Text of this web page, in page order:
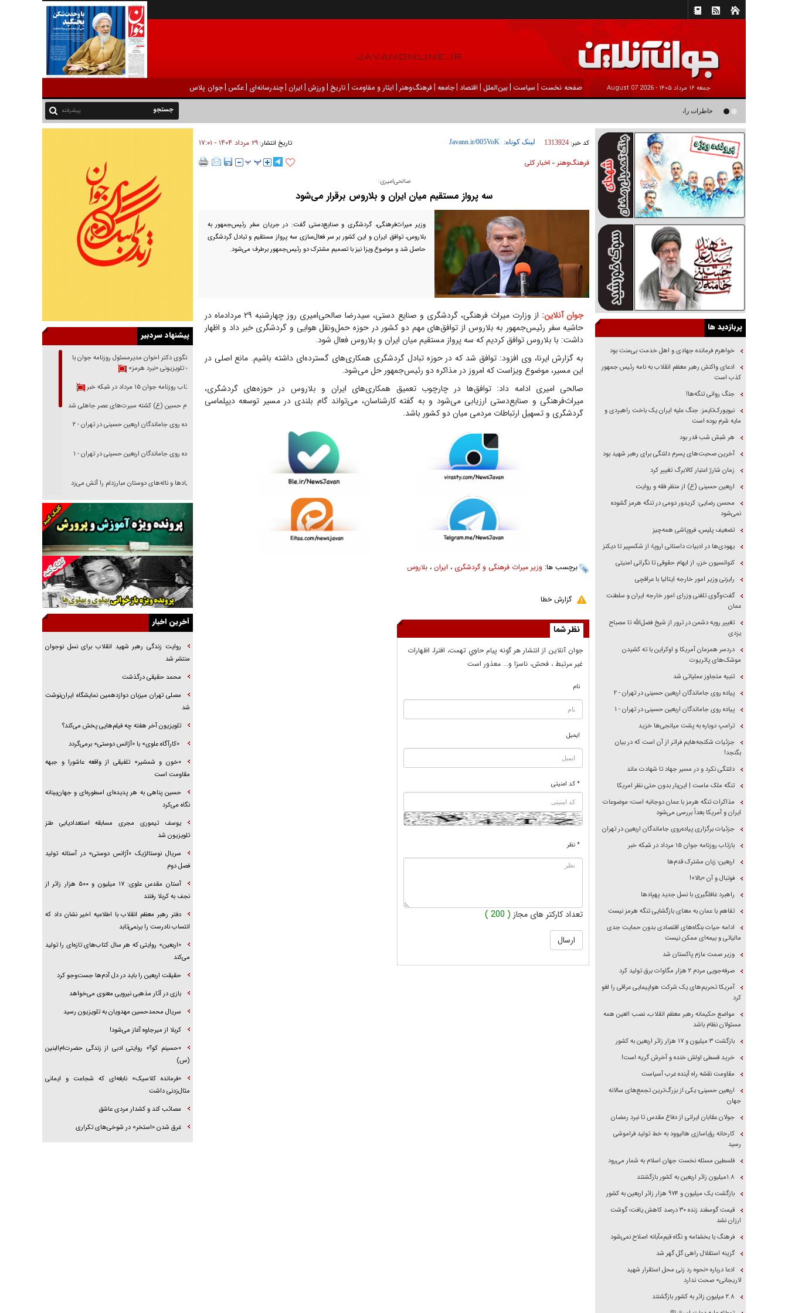
جمعه ۱۶ مرداد ۱۴۰۵ - 2026 August 07 صفحه نخست | سیاست |بين‌الملل | اقتصاد |جامعه |فرهنگ‌و‌هنر | ایثار و مقاومت |تاریخ |ورزش | ايران |چندرسانه‌ای |عکس |جوان پلاس
خاطرات رامین ناصرنصیر از «پشت‌ کنکوری‌ها» و رضا داوودنژاد: رضا کودک درون فعالی داشت و خیلی راحت به شوق می‌آمد پیشرفته
کد خبر: 1313924 لینک کوتاه: تاریخ انتشار:۲۹ مرداد ۱۴۰۴ - ۱۷:۰۱
فرهنگ‌و‌هنر » اخبار كلی
صالحی‌امیری:
سه پرواز مستقیم میان ایران و بلاروس برقرار می‌‎شود
وزیر میراث‌فرهنگی، گردشگری و صنایع‌دستی گفت: در جریان سفر رئیس‌جمهور به
بلاروس، توافق ایران و این کشور بر سر فعال‌سازی سه پرواز مستقیم و تبادل گردشگری
حاصل شد و موضوع ویزا نیز با تصمیم مشترک دو رئیس‌جمهور برطرف می‌شود.
جوان آنلاین:
از وزارت میراث فرهنگی، گردشگری و صنایع دستی، سیدرضا صالحی‌امیری روز چهارشنبه ۲۹ مردادماه در
حاشیه سفر رئیس‌جمهور به بلاروس از توافق‌های مهم دو کشور در حوزه حمل‌ونقل هوایی و گردشگری خبر داد و اظهار
داشت: با بلاروس توافق کردیم که سه پرواز مستقیم میان ایران و بلاروس فعال شود.
به گزارش ایرنا، وی افزود: توافق شد که در حوزه تبادل گردشگری همکاری‌های گسترده‌ای داشته باشیم. مانع اصلی در
این مسیر، موضوع ویزاست که امروز در مذاکره دو رئیس‌جمهور حل می‌شود.
صالحی امیری ادامه داد: توافق‌ها در چارچوب تعمیق همکاری‌های ایران و بلاروس در حوزه‌های گردشگری،
میراث‌فرهنگی و صنایع‌دستی ارزیابی می‌شود و به گفته کارشناسان، می‌تواند گام بلندی در مسیر توسعه دیپلماسی
گردشگری و تسهیل ارتباطات مردمی میان دو کشور باشد.
برچسب ها: وزیر میراث فرهنگی و گردشگری ، ایران ، بلاروس
گزارش خطا
نظر شما
جوان آنلاين از انتشار هر گونه پيام حاوي تهمت، افترا، اظهارات
غير مرتبط ، فحش، ناسزا و... معذور است
نام
ایمیل
* کد امنیتی
* نظر
تعداد کارکتر های مجاز ( 200 )
پربازدید ها
خواهرم فرمانده جهادی و اهل خدمت بی‌منت بود
ادعای واکنش رهبر معظم انقلاب به نامه رئیس جمهور
کذب است
جنگ روانی تنگه‌ها!
نیویورک‌تایمز: جنگ علیه ایران یک باخت راهبردی و
مایه شرم بوده است
هر شبش شب قدر بود
آخرین صحبت‌های پسرم دلتنگی برای رهبر شهید بود
زمان شارژ اعتبار کالابرگ تغییر کرد
اربعین حسینی (ع) از منظر فقه و روایت
محسن رضایی: کریدور دومی در تنگه هرمز گشوده
نمی‌شود
تضعیف پلیس، فروپاشی همه‌چیز
یهودی‌ها در ادبیات داستانی اروپا؛ از شکسپیر تا دیکنز
کنوانسیون خزر، از ابهام حقوقی تا نگرانی امنیتی
رایزنی وزیر امور خارجه ایتالیا با عراقچی
گفت‌وگوی تلفنی وزرای امور خارجه ایران و سلطنت
عمان
تغییر رویه دشمن در ترور از شیخ فضل‌الله تا مصباح
یزدی
دردسر همزمان آمریکا و اوکراین با ته کشیدن
موشک‌های پاتریوت
تنبیه متجاوز عملیاتی شد
پیاده روی جاماندگان اربعین حسینی در تهران - ۲
پیاده روی جاماندگان اربعین حسینی در تهران - ۱
ترامپ دوباره به پشت میانجی‌ها خزید
جزئیات شکنجه‌هایم فراتر از آن است که در بیان
بگنجد!
دلتنگی نکرد و در مسیر جهاد تا شهادت ماند
تنگه ملک ماست | این‌بار بدون حتی نظر امریکا
مذاکرات تنگه هرمز با عمان دوجانبه است؛ موضوعات
ایران و آمریکا بعداً بررسی می‌شود
جزئیات برگزاری پیاده‌روی جاماندگان اربعین در تهران
بازتاب روزنامه جوان ۱۵ مرداد در شبکه خبر
اربعین؛ زبان مشترک قدم‌ها
فوتبال و آن «بالا»!
راهبرد غافلگیری با نسل جدید پهپاد‌ها
تفاهم با عمان به معنای بازگشایی تنگه هرمز نیست
ادامه حیات بنگاه‌های اقتصادی بدون حمایت جدی
مالیاتی و بیمه‌ای ممکن نیست
وزیر صمت عازم پاکستان شد
صرفه‌جویی مردم ۲ هزار مگاوات برق تولید کرد
آمریکا تحریم‌های یک شرکت هواپیمایی عراقی را لغو
کرد
مواضع حکیمانه رهبر معظم انقلاب، نصب العین همه
مسئولان نظام باشد
بازگشت ۳ میلیون و ۱۷ هزار زائر اربعین به کشور
خرید قسطی اولش خنده و آخرش گریه است!
مقاومت نقشه راه آینده غرب آسیاست
اربعین حسینی؛ یکی از بزرگ‌ترین تجمع‌های سالانه
جهان
جولان عقابان ایرانی از دفاع مقدس تا نبرد رمضان
کارخانه رؤیاسازی هالیوود به خط تولید فراموشی
رسید
فلسطین مسئله نخست جهان اسلام به شمار می‌رود
۱.۸میلیون زائر اربعین به کشور بازگشتند
بازگشت یک میلیون و ۹۷۴ هزار زائر اربعین به کشور
قیمت گوسفند زنده ۳۰ درصد کاهش یافت؛ گوشت
ارزان نشد
فرهنگ با بخشنامه و نگاه قیم‌مآبانه اصلاح نمی‌شود
گزینه استقلال راهی گل گهر شد
ادعا درباره «نحوه رد زنی محل استقرار شهید
لاریجانی» صحت ندارد
۲.۸ میلیون زائر به کشور بازگشتند
پیشنهاد سردبیر
گفتگوی دکتر اخوان مدیرمسئول روزنامه جوان با
برنامه تلویزیونی «نبرد هرمز»
بازتاب روزنامه جوان ۱۵ مرداد در شبکه خبر
امام حسین (ع) کشته سیرت‌های عصر جاهلی شد
پیاده روی جاماندگان اربعین حسینی در تهران - ۲
پیاده روی جاماندگان اربعین حسینی در تهران - ۱
فریاد‌ها و ناله‌های دوستان مبارزدلم را آتش می‌زد
تغییر رویه دشمن در ترور از شیخ فضل‌الله تا مصباح
خرید قسطی اولش خنده و آخرش گریه است!
فوتبال و آن «بالا»!
راهبرد غافلگیری با نسل جدید پهپاد‌ها
جنجال پزشکان تقلبی در صنعت زیبایی
یهودی‌ها در ادبیات داستانی اروپا؛ از شکسپیر تا
دیکنز
خواهرم فرمانده جهادی و اهل خدمت بی‌منت بود
جزئیات شکنجه‌هایم فراتر از آن است که در بیان
بگنجد!
گزارش «جوان» از قوانین سخت‌گیرانه ۶ قاره در
برابر یورش به پاسگاه‌های پلیس
آخرین اخبار
روایت زندگی رهبر شهید انقلاب برای نسل نوجوان
منتشر شد
محمد حقیقی درگذشت
مصلی تهران میزبان دوازدهمین نمایشگاه ایران‌نوشت
شد
تلویزیون آخر هفته چه فیلم‌هایی پخش می‌کند؟
«کارآگاه علوی» با «آژانس دوستی» برمی‌گردد
«خون و شمشیر» تلفیقی از واقعه عاشورا و جبهه
مقاومت است
حسین پناهی به هر پدیده‌ای اسطوره‌ای و جهان‌بینانه
نگاه می‌کرد
یوسف تیموری مجری مسابقه استعدادیابی طنز
تلویزیون شد
سریال نوستالژیک «آژانس دوستی» در آستانه تولید
فصل دوم
آستان مقدس علوی: ۱۷ میلیون و ۵۰۰ هزار زائر از
نجف به کربلا رفتند
دفتر رهبر معظم انقلاب با اطلاعیه اخیر نشان داد که
انتساب نادرست را برنمی‌تابد
«اربعین» روایتی که هر سال کتاب‌های تازه‌ای را تولید
می‌کند
حقیقت اربعین را باید در دل آدم‌ها جست‌و‌جو کرد
بازی در آثار مذهبی نیرویی معنوی می‌خواهد
سریال محمدحسین مهدویان به تلویزیون رسید
کربلا از میرجاوه آغاز می‌شود!
«حسینم کو؟» روایتی ادبی از زندگی حضرت‌ام‌البنین
(س)
«فرمانده کلاسیک» نابغه‌ای که شجاعت و ایمانی
مثال‌زدنی داشت
مصائب کند و کشدار مردی عاشق
غرق شدن «استخر» در شوخی‌های تکراری